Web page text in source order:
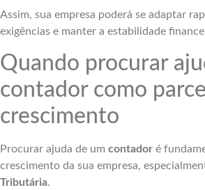
Assim, sua empresa poderá se adaptar
exigências e manter a estabilidade
Quando procurar
contador como
crescimento
Procurar ajuda de um contador é
crescimento da sua empresa,
Tributária.